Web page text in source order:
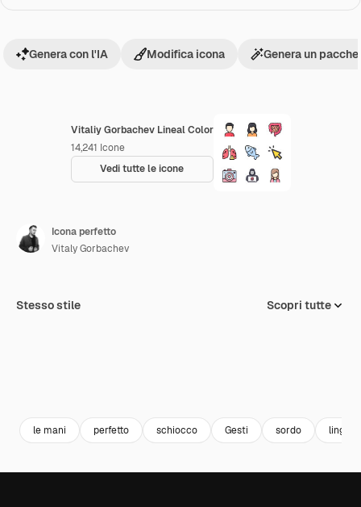
Vitaliy Gorbachev Lineal Color
14,241 Icone
Vedi tutte le icone
Genera con l'IA Modifica icona Genera un
Icona perfetto
Vitaly Gorbachev
Stesso stile Scopri tutte
le mani perfetto schiocco Gesti sordo lingua